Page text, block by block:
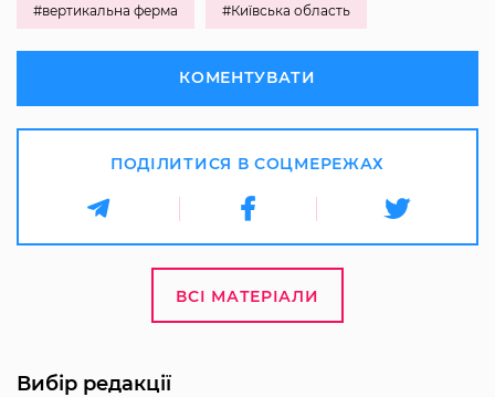
#вертикальна ферма #Київська область
КОМЕНТУВАТИ
ПОДІЛИТИСЯ В СОЦМЕРЕЖАХ
ВСІ МАТЕРІАЛИ
Вибір редакції